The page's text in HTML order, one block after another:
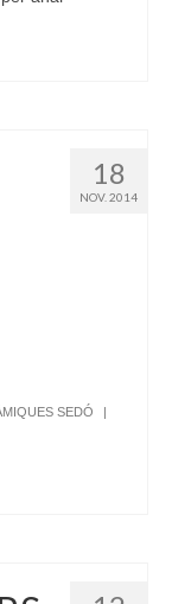
18
NOV. 2014
SEDÓ